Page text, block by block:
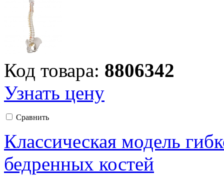
Код товара: 8806342
Узнать цену
Сравнить
Классическая модель
бедренных костей